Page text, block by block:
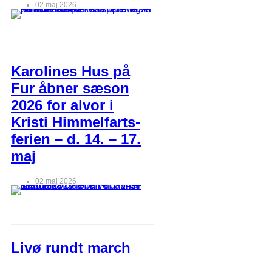
02 maj 2026
Karolines Hus på
Fur åbner sæson
2026 for alvor i
Kristi Himmelfarts-
ferien – d. 14. – 17.
maj
02 maj 2026
Livø rundt march